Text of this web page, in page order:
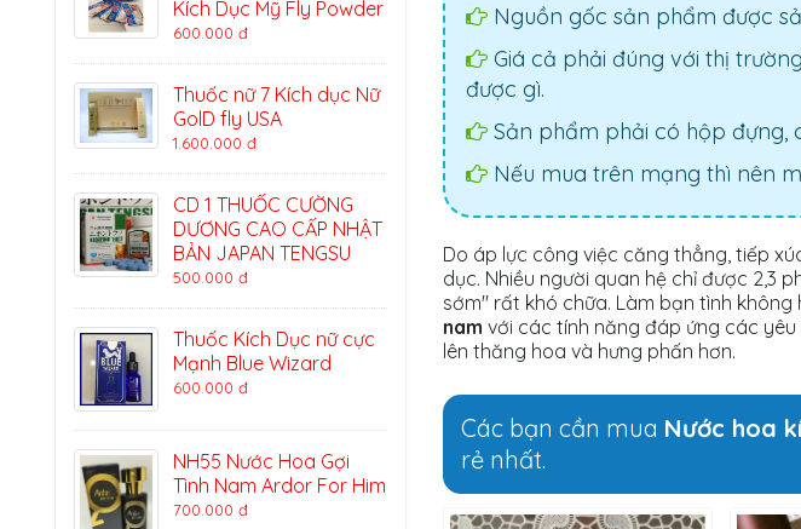
Nguồn gốc sản phẩm được
Giá cả phải đúng với thị
được gì.
Sản phẩm phải có hộp đựng,
Nếu mua trên mạng thì nên
Do áp lực công việc căng thẳng, tiếp
dục. Nhiều người quan hệ chỉ được 2,3
sớm" rất khó chữa. Làm bạn tình
nam với các tính năng đáp ứng các
lên thăng hoa và hưng phấn hơn.
Các bạn cần mua Nước hoa
rẻ nhất.
Kích Dục Mỹ Fly Powder
600.000 đ
Thuốc nữ 7 Kích dục Nữ
GolD fly USA
1.600.000 đ
CD 1 THUỐC CƯỜNG
DƯƠNG CAO CẤP NHẬT
BẢN JAPAN TENGSU
500.000 đ
Thuốc Kích Dục nữ cực
Mạnh Blue Wizard
600.000 đ
NH55 Nước Hoa Gợi
Tình Nam Ardor For Him
700.000 đ